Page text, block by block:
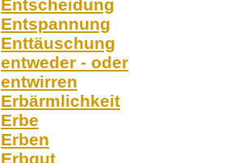
Entscheidung
Entspannung
Enttäuschung
entweder - oder
entwirren
Erbärmlichkeit
Erbe
Erben
Erbgut